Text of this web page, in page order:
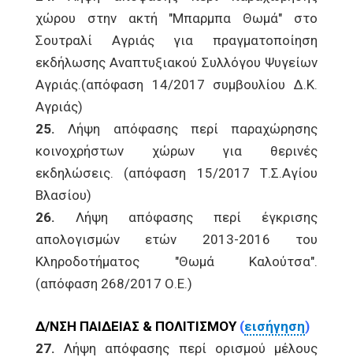
χώρου στην ακτή "Μπαρμπα Θωμά" στο
Σουτραλί Αγριάς για πραγματοποίηση
εκδήλωσης Αναπτυξιακού Συλλόγου Ψυγείων
Αγριάς.(απόφαση 14/2017 συμβουλίου Δ.Κ.
Αγριάς)
25. Λήψη απόφασης περί παραχώρησης
κοινοχρήστων χώρων για θερινές
εκδηλώσεις. (απόφαση 15/2017 Τ.Σ.Αγίου
Βλασίου)
26. Λήψη απόφασης περί έγκρισης
απολογισμών ετών 2013-2016 του
Κληροδοτήματος "Θωμά Καλούτσα".
(απόφαση 268/2017 Ο.Ε.)
Δ/ΝΣΗ ΠΑΙΔΕΙΑΣ & ΠΟΛΙΤΙΣΜΟΥ(εισήγηση)
27. Λήψη απόφασης περί ορισμού μέλους